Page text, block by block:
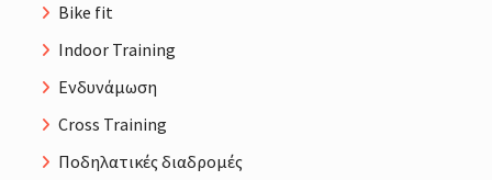
Bike fit
Indoor Training
Ενδυνάμωση
Cross Training
Ποδηλατικές διαδρομές